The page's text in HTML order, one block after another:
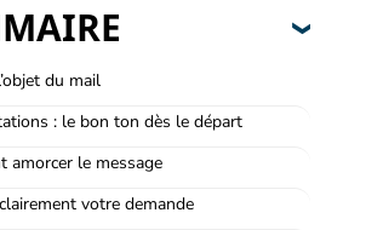
du mail
: le bon ton dès le départ
amorcer le message
votre demande